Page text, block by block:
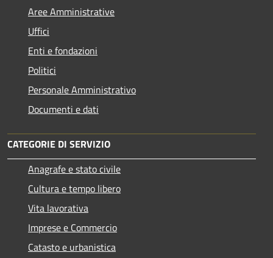
Aree Amministrative
Uffici
Enti e fondazioni
Politici
Personale Amministrativo
Documenti e dati
CATEGORIE DI SERVIZIO
Anagrafe e stato civile
Cultura e tempo libero
Vita lavorativa
Imprese e Commercio
Catasto e urbanistica